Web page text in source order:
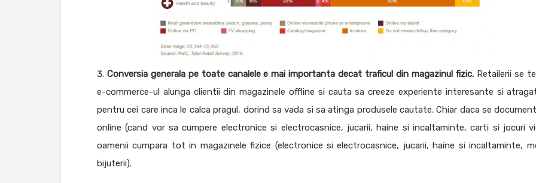
Conversia generala pe toate canalele e mai importanta decat traficul din magazinul fizic. Retailerii se
e-commerce-ul alunga clientii din magazinele offline si cauta sa creeze experiente interesante si
pentru cei care inca le calca pragul, dorind sa vada si sa atinga produsele cautate. Chiar daca se
online (cand vor sa cumpere electronice si electrocasnice, jucarii, haine si incaltaminte, carti si jocuri
oamenii cumpara tot in magazinele fizice (electronice si electrocasnice, jucarii, haine si incaltaminte,
bijuterii).